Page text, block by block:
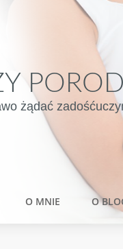
żądać
O MNIE O